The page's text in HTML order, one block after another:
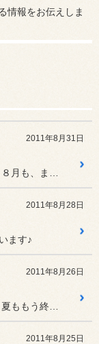
情報をお伝えしま
2011年8月31日
2011年8月28日
ます♪
2011年8月26日
2011年8月25日